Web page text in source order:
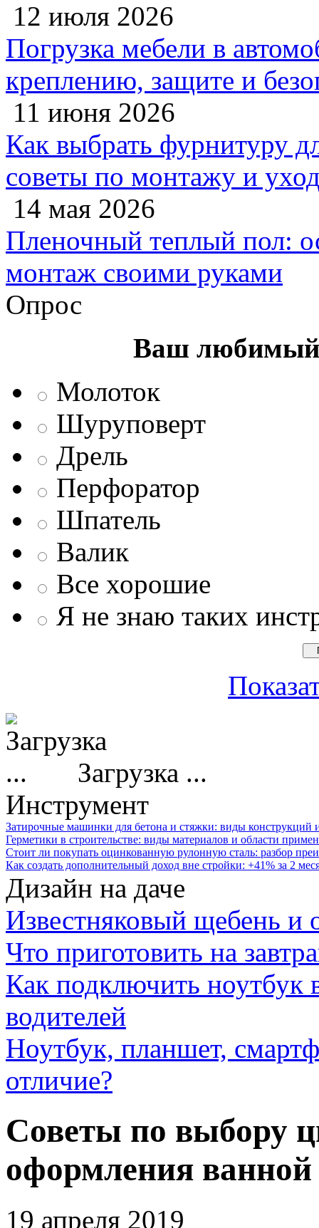
12 июля 2026
Погрузка мебели в
креплению, защите и
11 июня 2026
Как выбрать фурнитуру
советы по монтажу и
14 мая 2026
Пленочный теплый пол:
монтаж своими руками
Опрос
Ваш любимый
Молоток
Шуруповерт
Дрель
Перфоратор
Шпатель
Валик
Все хорошие
Я не знаю таких
Загрузка ...
Инструмент
Затирочные машинки для бетона и стяжки: виды конструкций
Герметики в строительстве: виды материалов и области
Стоит ли покупать оцинкованную рулонную сталь: разбор
Как создать дополнительный доход вне стройки: +41% за 2
Дизайн на даче
Известняковый щебень и
Что приготовить на
Как подключить ноутбук
водителей
Ноутбук, планшет,
отличие?
Советы по выбору
оформления
19 апреля 2019